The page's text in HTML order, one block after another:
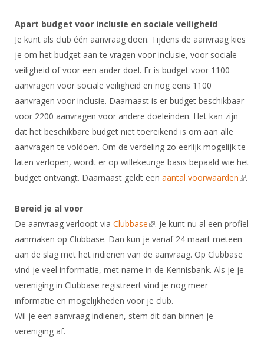
Historie
Ereleden
Leden van Verdiensten
Vacatures
Bondsbureau
Contact
Medewerkers
Samenwerking
Alle Verenigingen
Nieuws
Verenigingsondersteuning
Witte Vlekkenplan
Oprichting Vereniging
Overschrijven leden
Reglementen
Materiaal
Schermpaspoort
Rolstoelschermen
Wedstrijdkalender
NK's
JPT
Veteranenwedstrijden
Wedstrijdorganisatie
Nieuws
Aanvragen van scheidsrechters
Scheidsrechterslijst
Talentontwikkeling
Atletencommissie
Internationale Titeltoernooien
Internationale aanmeldingen
Nieuws
Nationale opleidingen
Internationale opleidingen
Opleidingen
Leraar
Voor scheidsrechters
Nieuws
Scheidsrechter Documentatie
Opleidingen
Tuchtzaken
Archief
Infotheek
Bibliotheek
Apart budget voor inclusie en sociale veiligheid
Je kunt als club één aanvraag doen. Tijdens de aanvraag kies
je om het budget aan te vragen voor inclusie, voor sociale
veiligheid of voor een ander doel. Er is budget voor 1100
aanvragen voor sociale veiligheid en nog eens 1100
aanvragen voor inclusie. Daarnaast is er budget beschikbaar
voor 2200 aanvragen voor andere doeleinden. Het kan zijn
dat het beschikbare budget niet toereikend is om aan alle
aanvragen te voldoen. Om de verdeling zo eerlijk mogelijk te
laten verlopen, wordt er op willekeurige basis bepaald wie het
budget ontvangt. Daarnaast geldt een aantal voorwaarden(link is
.
Bereid je al voor
De aanvraag verloopt via Clubbase(link is external)
. Je kunt nu al een profiel
aanmaken op Clubbase. Dan kun je vanaf 24 maart meteen
aan de slag met het indienen van de aanvraag. Op Clubbase
vind je veel informatie, met name in de Kennisbank. Als je je
vereniging in Clubbase registreert vind je nog meer
informatie en mogelijkheden voor je club.
Wil je een aanvraag indienen, stem dit dan binnen je
vereniging af.